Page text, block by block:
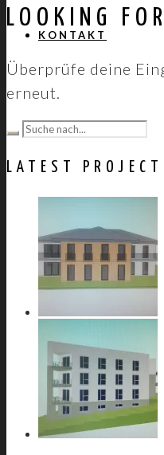
KONTAKT
LOOKING
Überprüfe deine
erneut.
LATEST